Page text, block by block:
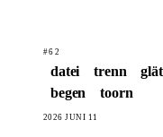
#62
datei trenn
begen
toorn
2026 JUNI 11